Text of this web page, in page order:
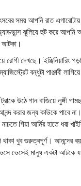
সময় আপনি রাত
ঝুলিয়ে হুট করে
আটকা।
রোগী দেখছে। ইঞ্জিনিয়ারিং
বন্ধুটা পাঞ্জাবী
উঠে গান বাজিয়ে লুঙ্গী
করার জন্য কাউকে পাবে
গিয়া আর্মির হাতে ধরা
থাকা খুব গুরুত্বপূর্ণ।
ভেসেই মানুষ একটা আটকে